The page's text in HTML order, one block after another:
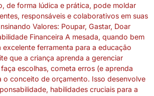
de forma lúdica e prática, pode moldar
responsáveis e colaborativos em suas
Valores: Poupar, Gastar, Doar
Financeira A mesada, quando bem
excelente ferramenta para a educação
que a criança aprenda a gerenciar
escolhas, cometa erros (e aprenda
o conceito de orçamento. Isso desenvolve
habilidades cruciais para a